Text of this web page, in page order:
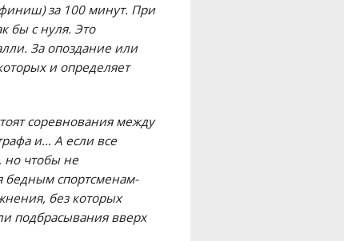
за 100 минут. При
бы с нуля. Это
За опоздание или
и определяет
соревнования между
и… А если все
но чтобы не
бедным спортсменам-
без которых
подбрасывания вверх